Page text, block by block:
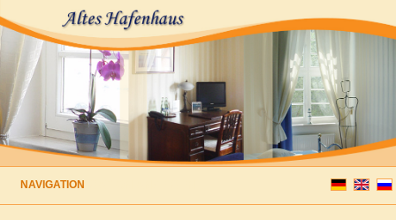
zum
Inhalt
HAUPTNAVIGATION
— HAUPTNAVIGATION ANZEIGEN